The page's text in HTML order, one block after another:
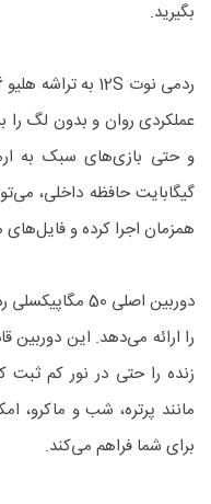
بگیرید.
عملکردی روان و بدون لگ را
گیگابایت حافظه داخلی،
همزمان اجرا کرده و فایل‌های
را ارائه می‌دهد. این دوربین
زنده را حتی در نور کم
مانند پرتره، شب و ماکرو،
برای شما فراهم می‌کند.